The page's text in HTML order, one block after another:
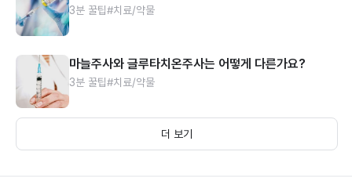
3분 꿀팁#치료/약물
마늘주사와 글루타치온주사는 어떻게 다른가요?
3분 꿀팁#치료/약물
더 보기